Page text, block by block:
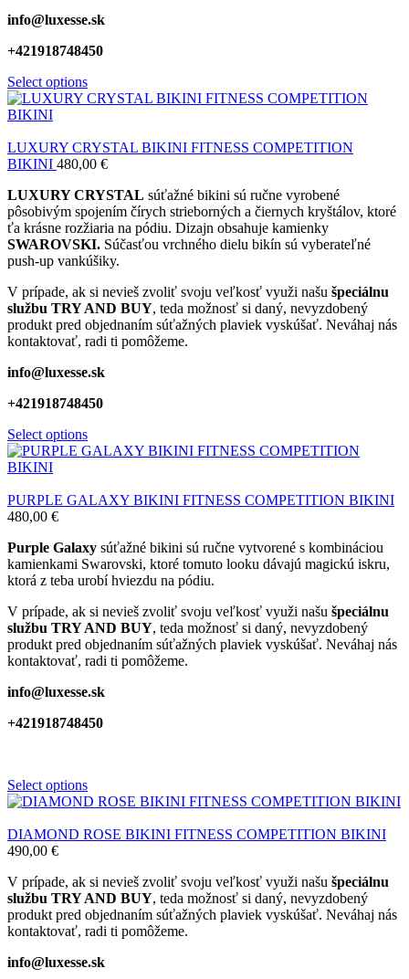
info@luxesse.sk
+421918748450
Select options
LUXURY CRYSTAL BIKINI FITNESS COMPETITION
BIKINI 480,00 €
LUXURY CRYSTAL súťažné bikini sú ručne vyrobené
pôsobivým spojením čírych strieborných a čiernych kryštálov, ktoré
ťa krásne rozžiaria na pódiu. Dizajn obsahuje kamienky
SWAROVSKI. Súčasťou vrchného dielu bikín sú vyberateľné
push-up vankúšiky.
V prípade, ak si nevieš zvoliť svoju veľkosť využi našu špeciálnu
službu TRY AND BUY, teda možnosť si daný, nevyzdobený
produkt pred objednaním súťažných plaviek vyskúšať. Neváhaj nás
kontaktovať, radi ti pomôžeme.
info@luxesse.sk
+421918748450
Select options
PURPLE GALAXY BIKINI FITNESS COMPETITION BIKINI
480,00 €
Purple Galaxy súťažné bikini sú ručne vytvorené s kombináciou
kamienkami Swarovski, ktoré tomuto looku dávajú magickú iskru,
ktorá z teba urobí hviezdu na pódiu.
V prípade, ak si nevieš zvoliť svoju veľkosť využi našu špeciálnu
službu TRY AND BUY, teda možnosť si daný, nevyzdobený
produkt pred objednaním súťažných plaviek vyskúšať. Neváhaj nás
kontaktovať, radi ti pomôžeme.
info@luxesse.sk
+421918748450
Select options
DIAMOND ROSE BIKINI FITNESS COMPETITION BIKINI
490,00 €
V prípade, ak si nevieš zvoliť svoju veľkosť využi našu špeciálnu
službu TRY AND BUY, teda možnosť si daný, nevyzdobený
produkt pred objednaním súťažných plaviek vyskúšať. Neváhaj nás
kontaktovať, radi ti pomôžeme.
info@luxesse.sk